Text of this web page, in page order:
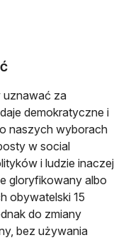
uznawać za
demokratyczne i
naszych wyborach
w social
i ludzie inaczej
gloryfikowany albo
obywatelski 15
do zmiany
bez używania